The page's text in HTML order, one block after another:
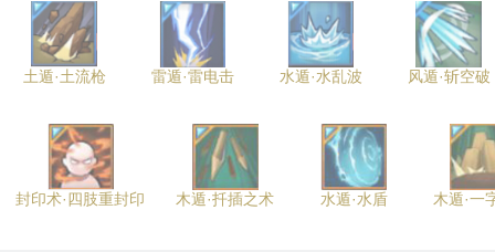
土遁·土流枪 雷遁·雷电击 水遁·水乱波 风遁·斩空破
封印术·四肢重封印 木遁·扦插之术 水遁·水盾 木遁·一